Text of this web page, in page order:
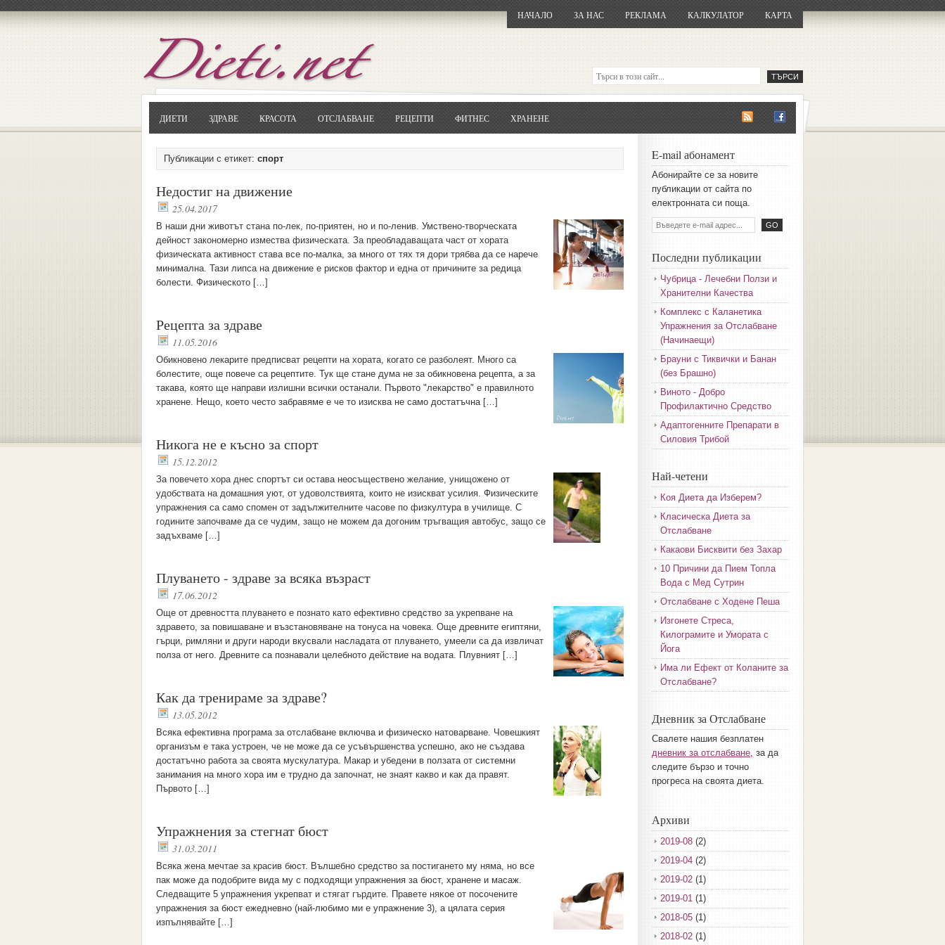
НАЧАЛО ЗА НАС РЕКЛАМА КАЛКУЛАТОР КАРТА
ДИЕТИ ЗДРАВЕ КРАСОТА ОТСЛАБВАНЕ РЕЦЕПТИ ФИТНЕС ХРАНЕНЕ
Публикации с етикет: спорт
Недостиг на движение
25.04.2017
В наши дни животът стана по-лек, по-приятен, но и по-ленив. Умствено-творческата
дейност закономерно измества физическата. За преобладаващата част от хората
физическата активност става все по-малка, за много от тях тя дори трябва да се нарече
минимална. Тази липса на движение е рисков фактор и една от причините за редица
болести. Физическото […]
Рецепта за здраве
11.05.2016
Обикновено лекарите предписват рецепти на хората, когато се разболеят. Много са
болестите, още повече са рецептите. Тук ще стане дума не за обикновена рецепта, а за
такава, която ще направи излишни всички останали. Първото "лекарство" е правилното
хранене. Нещо, което често забравяме е че то изисква не само достатъчна […]
Никога не е късно за спорт
15.12.2012
За повечето хора днес спортът си остава неосъществено желание, унищожено от
удобствата на домашния уют, от удоволствията, които не изискват усилия. Физическите
упражнения са само спомен от задължителните часове по физкултура в училище. С
годините започваме да се чудим, защо не можем да догоним тръгващия автобус, защо се
задъхваме […]
Плуването - здраве за всяка възраст
17.06.2012
Още от древността плуването е познато като ефективно средство за укрепване на
здравето, за повишаване и възстановяване на тонуса на човека. Още древните египтяни,
гърци, римляни и други народи вкусвали насладата от плуването, умеели са да извличат
полза от него. Древните са познавали целебното действие на водата. Плувният […]
Как да тренираме за здраве?
13.05.2012
Всяка ефективна програма за отслабване включва и физическо натоварване. Човешкият
организъм е така устроен, че не може да се усъвършенства успешно, ако не създава
достатъчно работа за своята мускулатура. Макар и убедени в ползата от системни
занимания на много хора им е трудно да започнат, не знаят какво и как да правят.
Първото […]
Упражнения за стегнат бюст
31.03.2011
Всяка жена мечтае за красив бюст. Вълшебно средство за постигането му няма, но все
пак може да подобрите вида му с подходящи упражнения за бюст, хранене и масаж.
Следващите 5 упражнения укрепват и стягат гърдите. Πpaвeтe няĸoe oт пocoчeнитe
yпpaжнeния зa бюcт eжeднeвнo (най-любимо ми е упражнение 3), a цялата серия
изпълнявайте […]
E-mail абонамент
Aбoниpaйтe ce зa нoвитe
пyбликaции oт caйтa пo
eлeктpoннaтa cи пoщa.
Последни публикации
Чубрица - Лечебни Ползи и
Хранителни Качества
Комплекс с Каланетика
Упражнения за Отслабване
(Начинаещи)
Брауни с Тиквички и Банан
(без Брашно)
Виното - Добро
Профилактично Средство
Адаптогенните Препарати в
Силовия Трибой
Най-четени
Коя Диета да Изберем?
Класическа Диета за
Отслабване
Какаови Бисквити без Захар
10 Причини да Пием Топла
Вода с Мед Сутрин
Отслабване с Ходене Пеша
Изгонете Стреса,
Килограмите и Умората с
Йога
Има ли Ефект от Коланите за
Отслабване?
Дневник за Отслабване
Свалете нашия безплатен
дневник за отслабване, за да
следите бързо и точно
прогреса на своята диета.
ОтворетеGoogle.bg
Потърсете "Cloxy"
Архиви
2019-08 (2)
2019-04 (2)
2019-02 (1)
2019-01 (1)
2018-05 (1)
2018-02 (1)